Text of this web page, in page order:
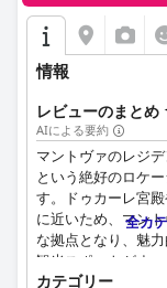
ホテルは満足のい
て異なります。駐
の公共駐車場が含
とアクセスに課題を
ホテルのベッドは
いていくつかの意
ゲストは快適な夜
囲気は大きな魅力
がユニークに融合
最適です。
ホテルのロマンチ
情報
レビューのまとめ
AIによる要約
マントヴァのレジ
という絶好のロケ
す。ドゥカーレ宮
に近いため、マン
な拠点となり、魅
観光スポットがす
位置しているにも
全カ
カテゴリー